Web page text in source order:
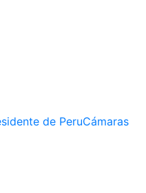
de PeruCámaras